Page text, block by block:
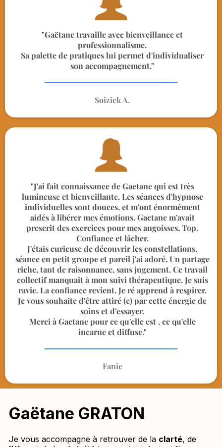
"Gaëtane travaille avec bienveillance et
professionnalisme.
Sa palette de pratiques lui permet d'individualiser
son accompagnement."
Soizick A.
"J'ai fait connaissance de Gaetane qui est très
lumineuse et bienveillante. Les séances d'hypnose
individuelles sont douces, et m'ont énormément
aidés à libérer mes émotions. Gaetane m'avait
prescrit des exercices pour mes angoisses, Top.
Confiance et lâcher.
J'étais curieuse de découvrir les constellations,
séance en petit groupe et pareil j'ai adoré. Un partage
riche, tant de raisonnance, sans jugement. Ce travail
collectif manquait à mon suivi thérapeutique. Je suis
ravie. La confiance revient. Je ré apprend à respirer.
Je vous souhaite d'être attiré (e) par cette énergie de
soins et d'essayer.
Merci à Gaetane pour ce qu'elle est , ce qu'elle
incarne et diffuse."
Fanie